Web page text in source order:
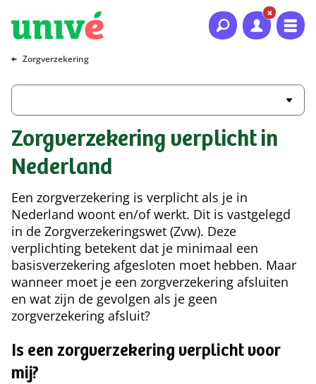
Naar hoofdinhoud
Naar hoofdnavigatie
Naar footer
Zorgverzekering
Zorgverzekering verplicht in
Nederland
Een zorgverzekering is verplicht als je in
Nederland woont en/of werkt. Dit is vastgelegd
in de Zorgverzekeringswet (Zvw). Deze
verplichting betekent dat je minimaal een
basisverzekering afgesloten moet hebben. Maar
wanneer moet je een zorgverzekering afsluiten
en wat zijn de gevolgen als je geen
zorgverzekering afsluit?
Is een zorgverzekering verplicht voor
mij?